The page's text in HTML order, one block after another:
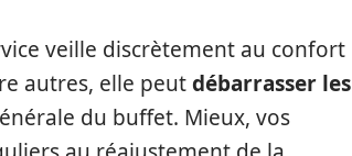
veille discrètement au confort
autres, elle peutdébarrasser les
du buffet. Mieux, vos